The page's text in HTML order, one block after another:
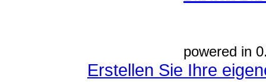
powered in
Erstellen Sie Ihre